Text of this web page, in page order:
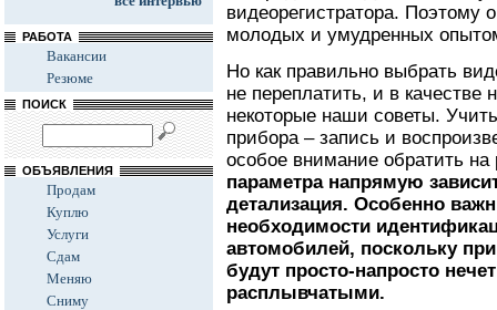
РАБОТА
Вакансии
Резюме
ПОИСК
ОБЪЯВЛЕНИЯ
Продам
Куплю
Услуги
Сдам
Меняю
Сниму
видеорегистратора. Поэтому
молодых и умудренных
Но как правильно выбрать
не переплатить, и в качестве
некоторые наши советы.
прибора – запись и
особое внимание обратить на
параметра напрямую
детализация. Особенно
необходимости
автомобилей, поскольку
будут просто-напросто
расплывчатыми.